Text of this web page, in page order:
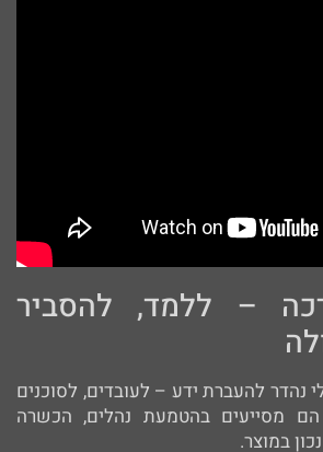
– ללמד, להסביר
נהדר להעברת ידע – לעובדים, לסוכנים
מסייעים בהטמעת נהלים, הכשרה
במוצר.